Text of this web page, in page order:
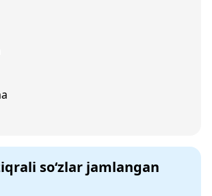
so‘zlar jamlangan